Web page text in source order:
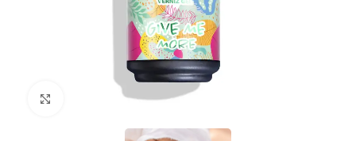
Clique para ampliar